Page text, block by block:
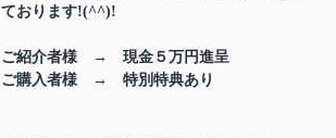
ております!(^^)!
ご紹介者様 → 現金５万円進呈
ご購入者様 → 特別特典あり